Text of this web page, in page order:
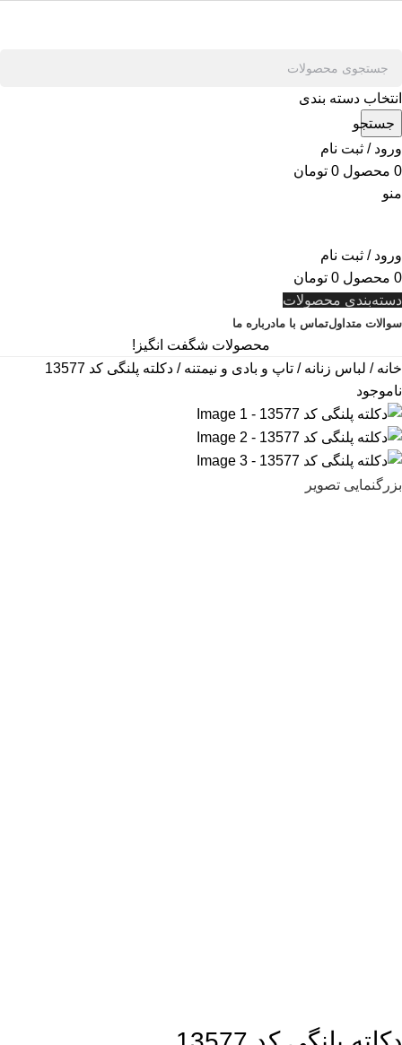
انتخاب دسته بندی
جستجو
ورود / ثبت نام
0 محصول 0 تومان
منو
ورود / ثبت نام
0 محصول 0 تومان
دسته‌بندی محصولات
سوالات متداولتماس با مادرباره ما
محصولات شگفت انگیز!
خانه لباس زنانه تاپ و بادی و نیمتنه دکلته پلنگی کد 13577
ناموجود
بزرگنمایی تصویر